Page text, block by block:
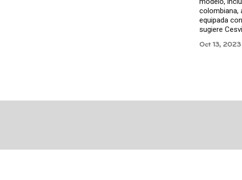
colombiana,
equipada
sugiere
Oct 13, 2023